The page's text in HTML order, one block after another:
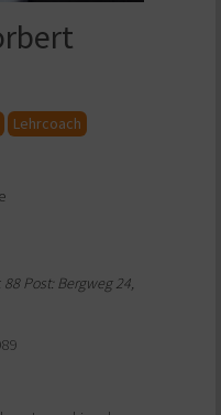
Lehrcoach
88 Post: Bergweg 24,